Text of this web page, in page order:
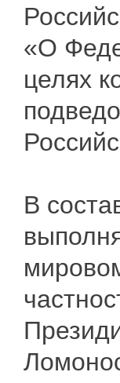
«О
целях
В